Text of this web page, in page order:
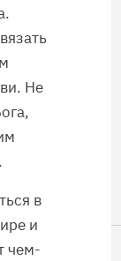
Не
в
и
чем-